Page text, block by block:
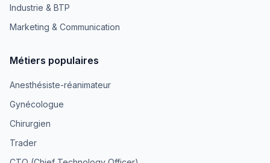
Industrie & BTP
Marketing & Communication
Métiers populaires
Anesthésiste-réanimateur
Gynécologue
Chirurgien
Trader